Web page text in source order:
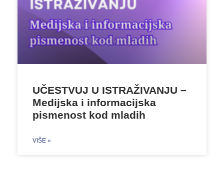
UČESTVUJ U ISTRAŽIVANJU –
Medijska i informacijska
pismenost kod mladih
VIŠE »